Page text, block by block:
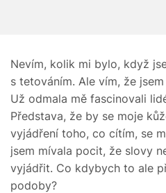
Nevím, kolik mi bylo, když
s tetováním. Ale vím, že
Už odmala mě fascinovali
Představa, že by se moje
vyjádření toho, co cítím, se
jsem mívala pocit, že slovy
vyjádřit. Co kdybych to ale
podoby?